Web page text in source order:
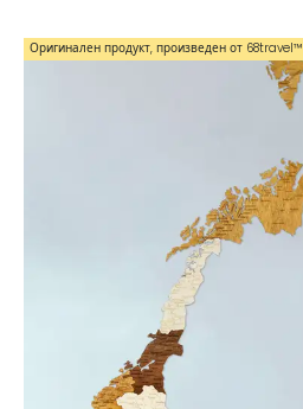
Оригинален продукт, произведен от 68travel™️